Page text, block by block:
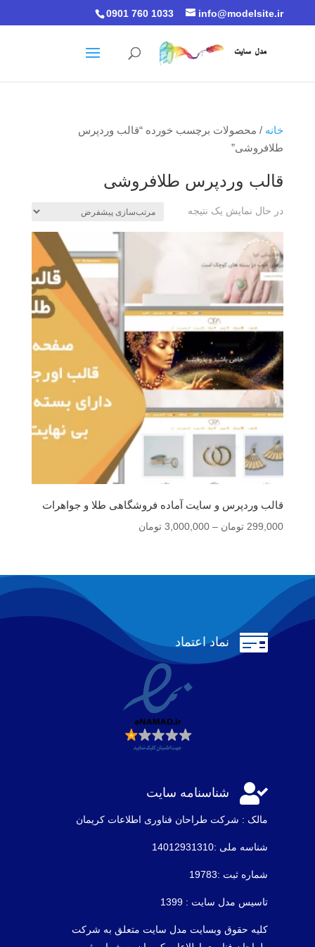
0901 760 1033 info@modelsite.ir
خانه / محصولات برچسب خورده “قالب وردپرس
طلافروشی”
قالب وردپرس طلافروشی
در حال نمایش یک نتیجه
قالب وردپرس و سایت آماده فروشگاهی طلا و جواهرات
299,000 تومان –
3,000,000 تومانمحدوده
تا
 نماد اعتماد
 شناسنامه سایت
مالک : شرکت طراحان فناوری اطلاعات كريمان
شناسه ملی :14012931310
شماره ثبت :19783
تاسیس مدل سایت : 1399
کلیه حقوق وبسایت مدل سایت متعلق به شرکت